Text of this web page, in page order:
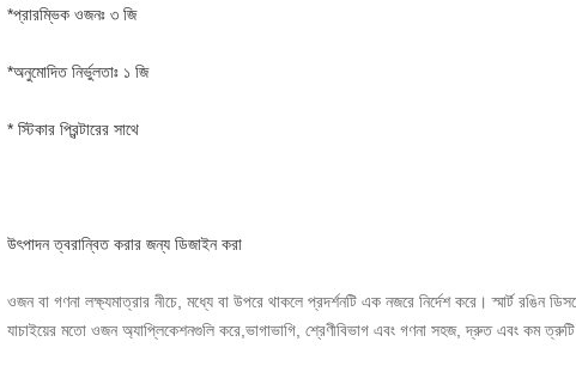
*প্রারম্ভিক ওজনঃ ৩ জি
*অনুমোদিত নির্ভুলতাঃ ১ জি
* স্টিকার প্রিন্টারের সাথে
উৎপাদন ত্বরান্বিত করার জন্য ডিজাইন করা
ওজন বা গণনা লক্ষ্যমাত্রার নীচে, মধ্যে বা উপরে থাকলে প্রদর্শনটি এক নজরে নির্দেশ করে। স্মার্ট রঙিন
যাচাইয়ের মতো ওজন অ্যাপ্লিকেশনগুলি করে,ভাগাভাগি, শ্রেণীবিভাগ এবং গণনা সহজ, দ্রুত এবং কম